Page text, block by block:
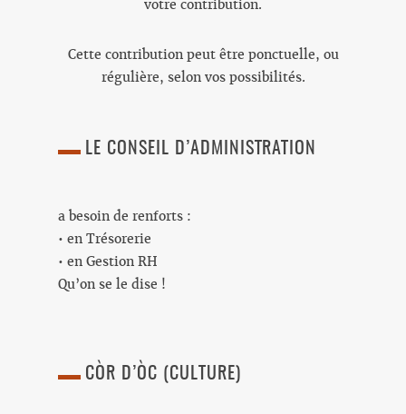
votre contribution.
Cette contribution peut être ponctuelle, ou
régulière, selon vos possibilités.
LE CONSEIL D’ADMINISTRATION
a besoin de renforts :
• en Trésorerie
• en Gestion RH
Qu’on se le dise !
CÒR D’ÒC (CULTURE)